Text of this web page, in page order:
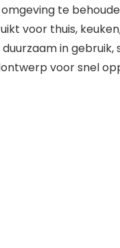
te
voor thuis,
in gebruik,
voor snel